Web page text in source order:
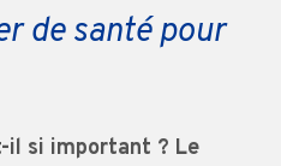
de santé pour
il si important ? Le